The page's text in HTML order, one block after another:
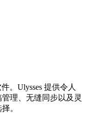
。Ulysses 提供令人
理、无缝同步以及灵
。